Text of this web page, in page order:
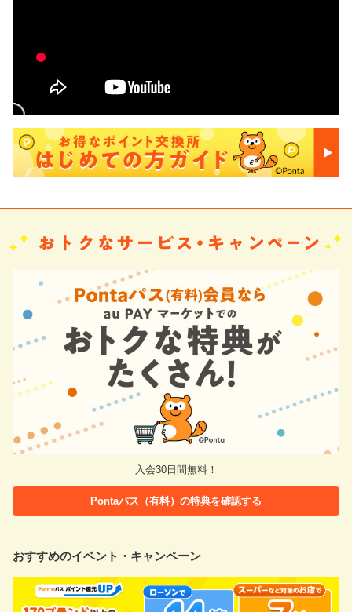
入会30日間無料！
Pontaパス（有料）の特典を確認する
おすすめのイベント・キャンペーン